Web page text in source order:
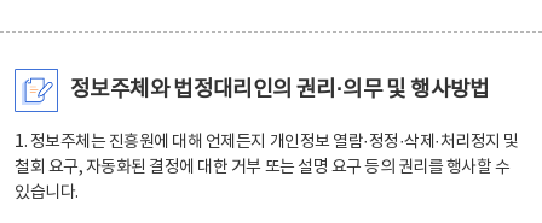
정보주체와 법정대리인의 권리·의무 및 행사방법
1. 정보주체는 진흥원에 대해 언제든지 개인정보 열람·정정·삭제·처리정지 및
철회 요구, 자동화된 결정에 대한 거부 또는 설명 요구 등의 권리를 행사할 수
있습니다.